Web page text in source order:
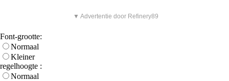
▼ Advertentie door Refinery89
Font-grootte:
Normaal
Kleiner
regelhoogte :
Normaal